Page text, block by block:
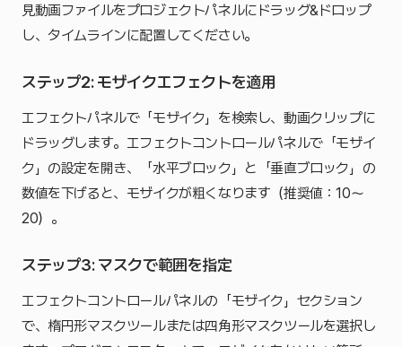
見動画ファイルをプロジェクトパネルにドラッグ&ドロップ
し、タイムラインに配置してください。
ステップ2: モザイクエフェクトを適用
エフェクトパネルで「モザイク」を検索し、動画クリップに
ドラッグします。エフェクトコントロールパネルで「モザイ
ク」の設定を開き、「水平ブロック」と「垂直ブロック」の
数値を下げると、モザイクが粗くなります（推奨値：10〜
20）。
ステップ3: マスクで範囲を指定
エフェクトコントロールパネルの「モザイク」セクション
で、楕円形マスクツールまたは四角形マスクツールを選択し